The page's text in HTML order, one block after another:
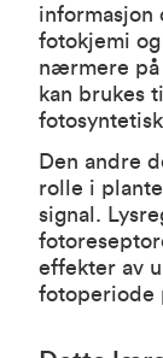
informasjon
fotokjemi
nærmere på
kan brukes
Den andre
rolle i
signal.
effekter av
fotoperiode